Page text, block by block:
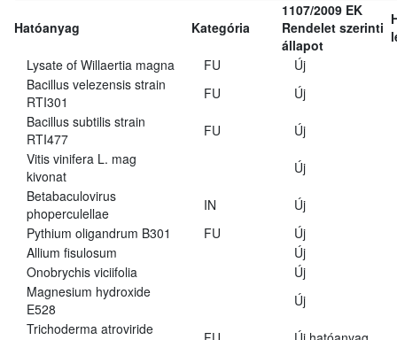
Hatóanyag Kategória
1107/2009 EK
Rendelet szerinti
állapot
Lysate of Willaertia magna
FU
Új
Bacillus velezensis strain
RTI301
FU
Új
Bacillus subtilis strain
RTI477
FU
Új
Vitis vinifera L. mag
kivonat
Új
Betabaculovirus
phoperculellae
IN
Új
Pythium oligandrum B301
FU
Új
Allium fisulosum
Új
Onobrychis viciifolia
Új
Magnesium hydroxide
E528
Új
Trichoderma atroviride